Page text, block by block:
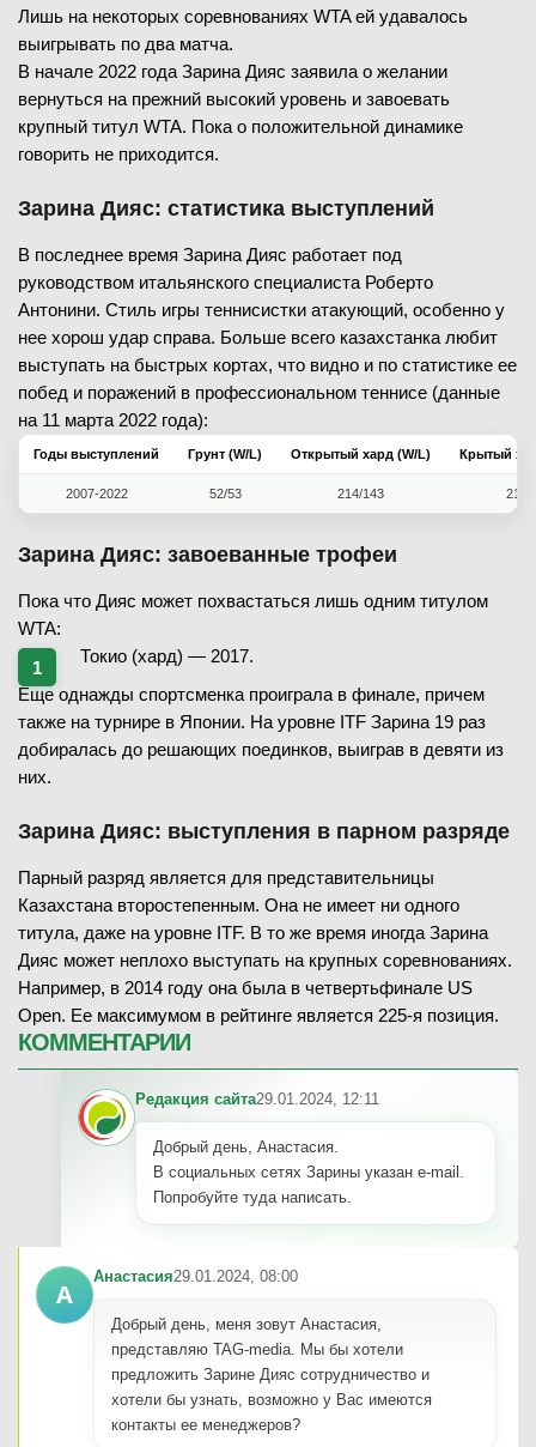
Лишь на некоторых соревнованиях WTA ей удавалось
выигрывать по два матча.
В начале 2022 года Зарина Дияс заявила о желании
вернуться на прежний высокий уровень и завоевать
крупный титул WTA. Пока о положительной динамике
говорить не приходится.
Зарина Дияс: статистика выступлений
В последнее время Зарина Дияс работает под
руководством итальянского специалиста Роберто
Антонини. Стиль игры теннисистки атакующий, особенно у
нее хорош удар справа. Больше всего казахстанка любит
выступать на быстрых кортах, что видно и по статистике ее
побед и поражений в профессиональном теннисе (данные
на 11 марта 2022 года):
Годы выступлений Грунт (W/L) Открытый хард (W/L) Крытый
2007-2022 52/53 214/143 21/
Зарина Дияс: завоеванные трофеи
Пока что Дияс может похвастаться лишь одним титулом
WTA:
Токио (хард) — 2017.
Еще однажды спортсменка проиграла в финале, причем
также на турнире в Японии. На уровне ITF Зарина 19 раз
добиралась до решающих поединков, выиграв в девяти из
них.
Зарина Дияс: выступления в парном разряде
Парный разряд является для представительницы
Казахстана второстепенным. Она не имеет ни одного
титула, даже на уровне ITF. В то же время иногда Зарина
Дияс может неплохо выступать на крупных соревнованиях.
Например, в 2014 году она была в четвертьфинале US
Open. Ее максимумом в рейтинге является 225-я позиция.
КОММЕНТАРИИ
Редакция сайта29.01.2024, 12:11
Добрый день, Анастасия.
В социальных сетях Зарины указан e-mail.
Попробуйте туда написать.
А
Анастасия29.01.2024, 08:00
Добрый день, меня зовут Анастасия,
представляю TAG-media. Мы бы хотели
предложить Зарине Дияс сотрудничество и
хотели бы узнать, возможно у Вас имеются
контакты ее менеджеров?